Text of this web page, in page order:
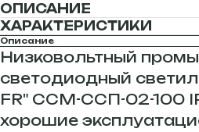
ОПИСАНИЕ
ХАРАКТЕРИСТИКИ
Описание
Низковольтный
светодиодный
FR" ССМ-ССП-02-100
хорошие